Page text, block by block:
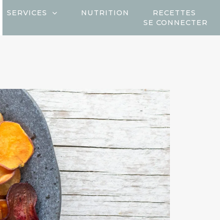
SERVICES NUTRITION
RECETTES
SE CONNECTER